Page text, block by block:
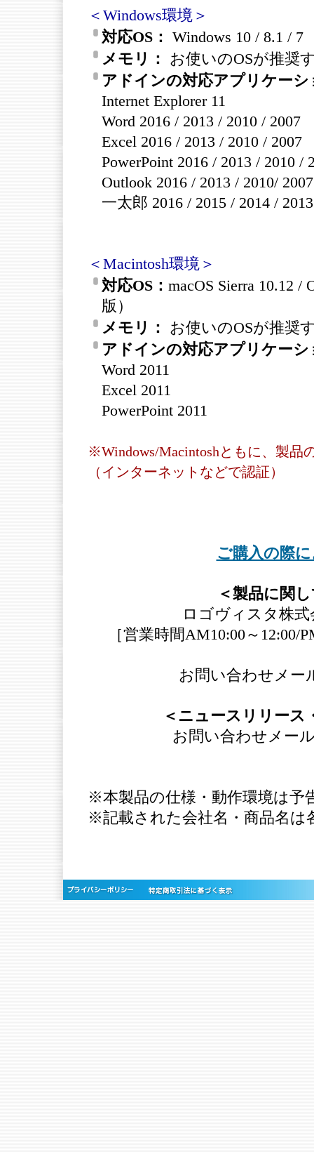
＜Windows環境＞
対応OS： Windows 10 / 8.1 /
メモリ：
お使いのOSが推奨
アドインの対応アプリケーシ
Internet Explorer 11
Word 2016 / 2013 / 2010 / 2007
Excel 2016 / 2013 / 2010 / 2007
PowerPoint 2016 / 2013 / 2010 /
Outlook 2016 / 2013 / 2010/ 2007
一太郎 2016 / 2015 / 2014 / 2013
＜Macintosh環境＞
対応OS： macOS Sierra 10.12
版）
メモリ：
お使いのOSが推奨
アドインの対応アプリケーシ
Word 2011
Excel 2011
PowerPoint 2011
※Windows/Macintoshともに、製品
（インターネットなどで認証）
ご購入の際
＜製品に関
ロゴヴィスタ株
［営業時間AM10:00～12:00/
お問い合わせメー
＜ニュースリリース
お問い合わせメー
※本製品の仕様・動作環境は予
※記載された会社名・商品名は